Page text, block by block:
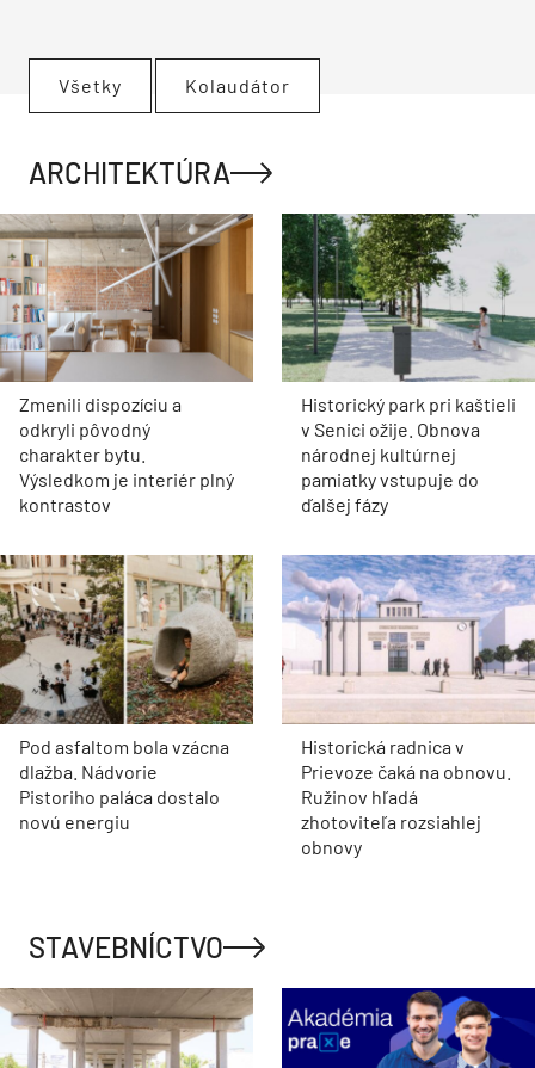
Všetky Kolaudátor
ARCHITEKTÚRA
Zmenili dispozíciu a
odkryli pôvodný
charakter bytu.
Výsledkom je interiér plný
kontrastov
Historický park pri kaštieli
v Senici ožije. Obnova
národnej kultúrnej
pamiatky vstupuje do
ďalšej fázy
Pod asfaltom bola vzácna
dlažba. Nádvorie
Pistoriho paláca dostalo
novú energiu
Historická radnica v
Prievoze čaká na obnovu.
Ružinov hľadá
zhotoviteľa rozsiahlej
obnovy
STAVEBNÍCTVO